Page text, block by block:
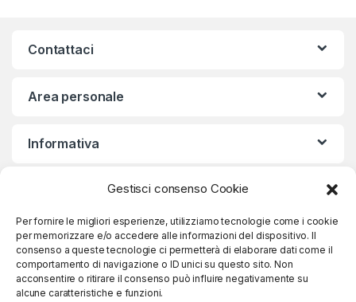
Gestisci consenso Cookie
Per fornire le migliori esperienze, utilizziamo tecnologie come i cookie
per memorizzare e/o accedere alle informazioni del dispositivo. Il
consenso a queste tecnologie ci permetterà di elaborare dati come il
comportamento di navigazione o ID unici su questo sito. Non
acconsentire o ritirare il consenso può influire negativamente su
alcune caratteristiche e funzioni.
Contattaci
Area personale
Informativa
Iscriviti alla nostra Newsletter
Iscriviti